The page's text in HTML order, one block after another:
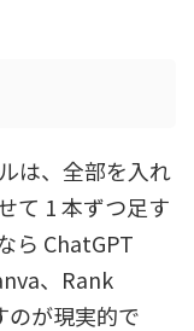
は、全部を入れ
て 1 本ずつ足す
ら ChatGPT
、Rank
が現実的で